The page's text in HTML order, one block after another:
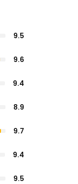
9.5
9.6
9.4
8.9
9.7
9.4
9.5